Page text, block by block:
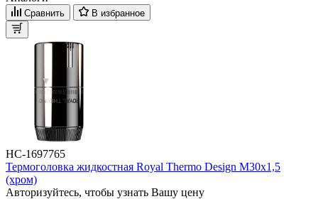
Сравнить В избранное
НС-1697765
Термоголовка жидкостная Royal Thermo Design М30х1,5
(хром)
Авторизуйтесь, чтобы узнать Вашу цену